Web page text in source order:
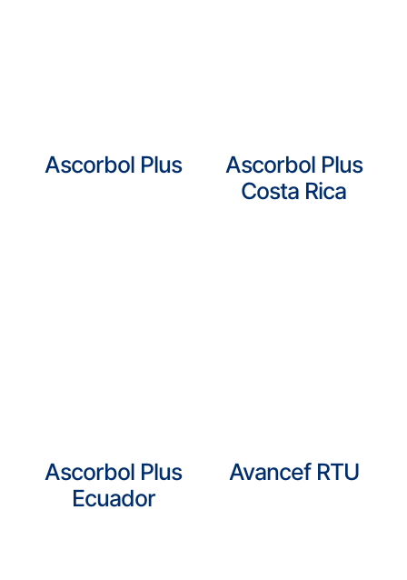
Ascorbol Plus
Ascorbol Plus
Costa Rica
Ascorbol Plus
Ecuador
Avancef RTU